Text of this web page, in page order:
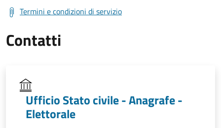
Termini e condizioni di servizio
Contatti
Ufficio Stato civile - Anagrafe -
Elettorale